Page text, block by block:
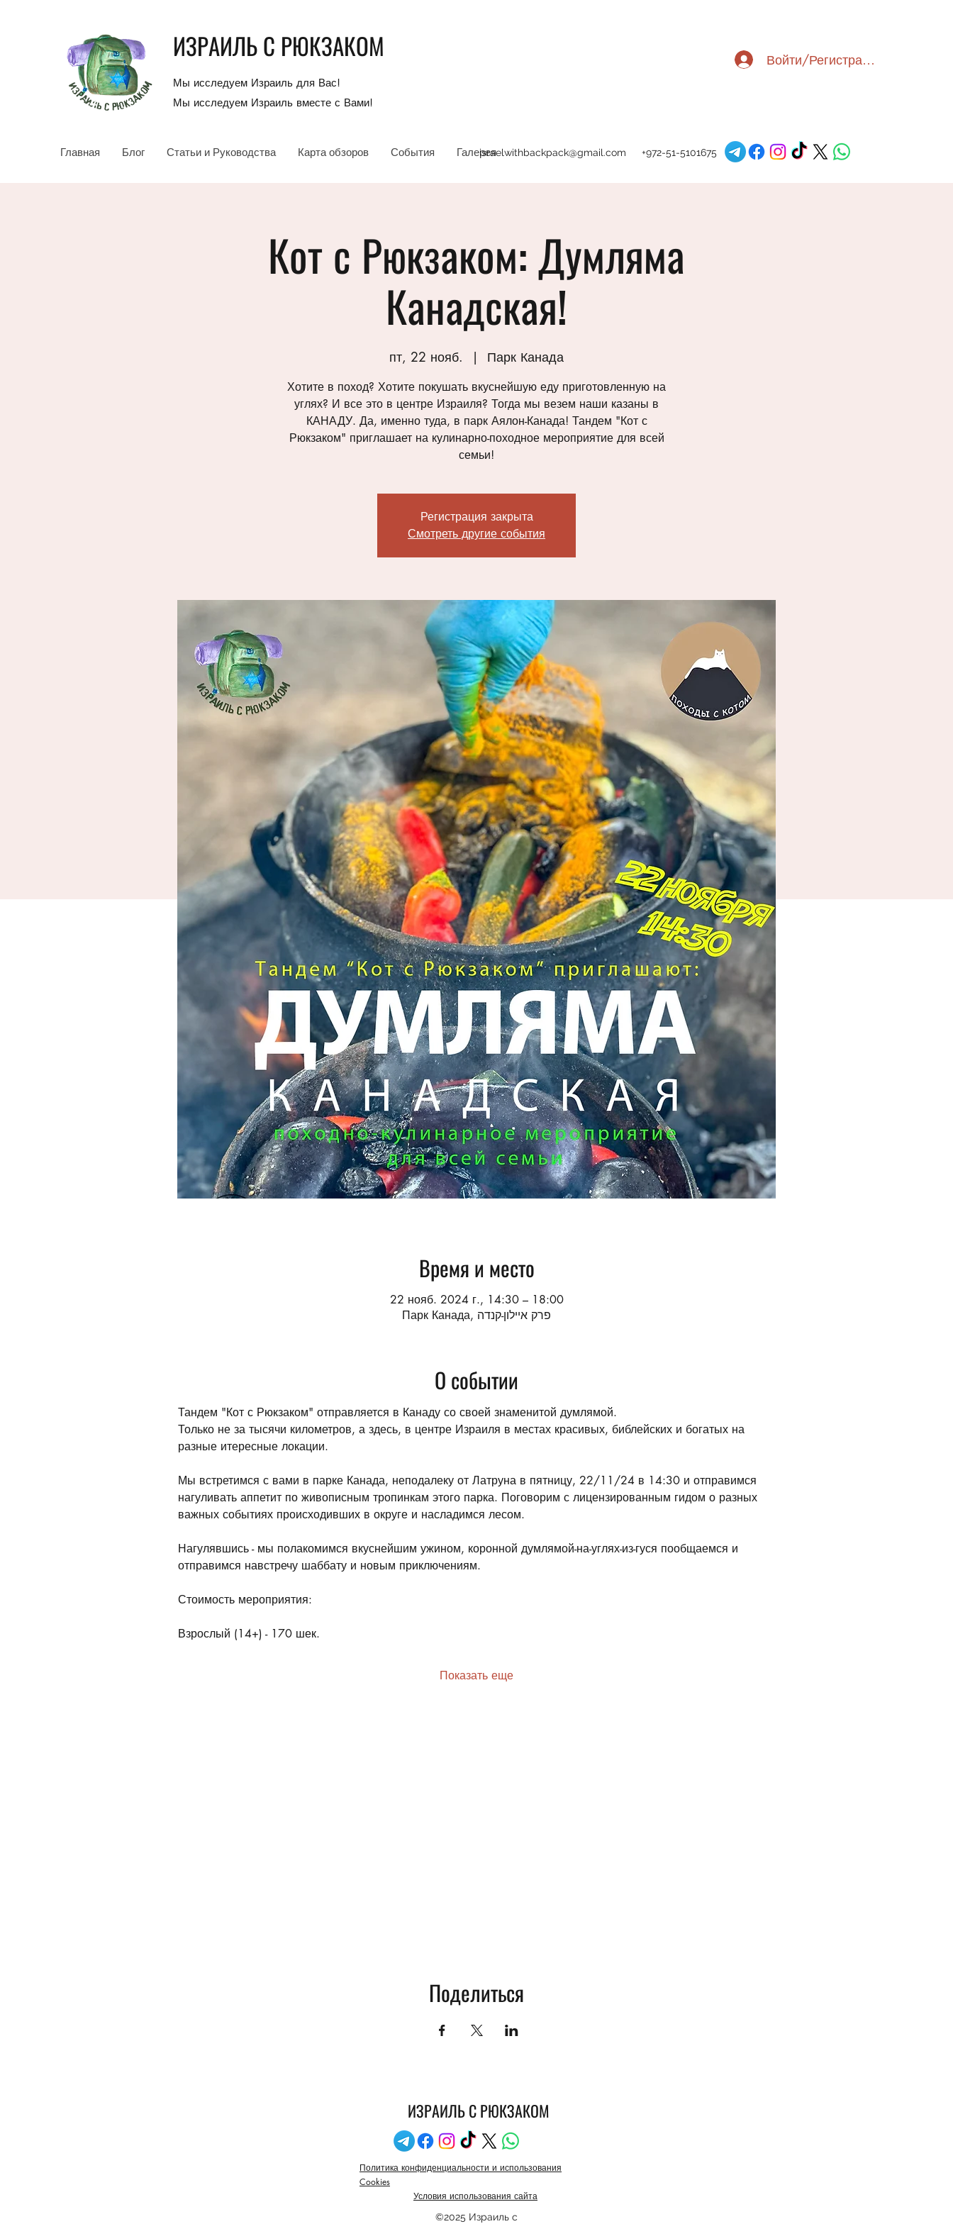
Главная Блог Статьи и Руководства Карта обзоров События Галереяisraelwithbackpack@gmail.com +972-51-5101675
ИЗРАИЛЬ С РЮКЗАКОМ
Мы исследуем Израиль для Вас!
Мы исследуем Израиль вместе с Вами!
Войти/Регистрация
Кот с Рюкзаком: Думляма
Канадская!
пт, 22 нояб.
  |
Парк Канада
Хотите в поход? Хотите покушать вкуснейшую еду приготовленную на
углях? И все это в центре Израиля? Тогда мы везем наши казаны в
КАНАДУ. Да, именно туда, в парк Аялон-Канада! Тандем "Кот с
Рюкзаком" приглашает на кулинарно-походное мероприятие для всей
семьи!
Регистрация закрыта
Смотреть другие события
Время и место
22 нояб. 2024 г., 14:30 – 18:00
Парк Канада, פרק איילון-קנדה
О событии
Тандем "Кот с Рюкзаком" отправляется в Канаду со своей знаменитой думлямой.
Только не за тысячи километров, а здесь, в центре Израиля в местах красивых, библейских и богатых на
разные итересные локации.
Мы встретимся с вами в парке Канада, неподалеку от Латруна в пятницу, 22/11/24 в 14:30 и отправимся
нагуливать аппетит по живописным тропинкам этого парка. Поговорим с лицензированным гидом о разных
важных событиях происходивших в округе и насладимся лесом.
Нагулявшись - мы полакомимся вкуснейшим ужином, коронной думлямой-на-углях-из-гуся пообщаемся и
отправимся навстречу шаббату и новым приключениям.
Стоимость мероприятия:
Взрослый (14+) - 170 шек.
Показать еще
Поделиться
ИЗРАИЛЬ С РЮКЗАКОМ
Политика конфиденциальности и использования
Cookies
Условия использования сайта
©2025 Израиль с